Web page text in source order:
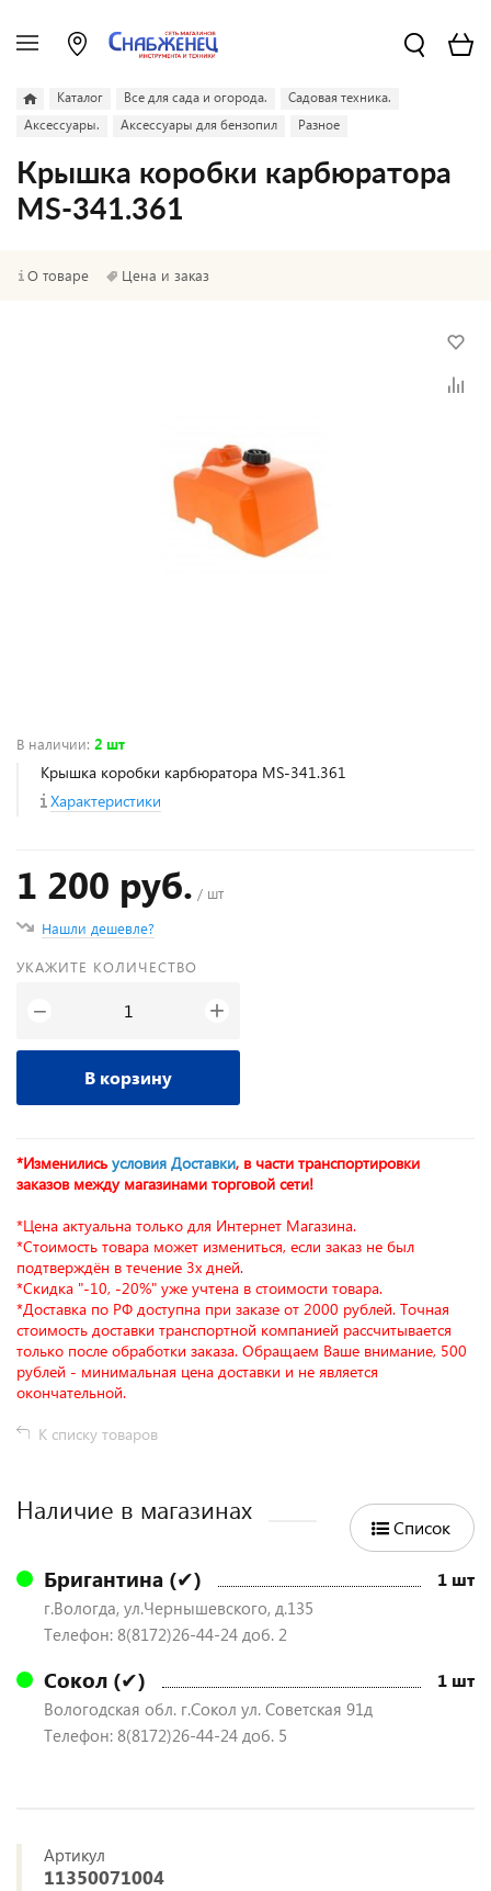
Каталог Все для сада и огорода.
Садовая техника.
Аксессуары.
Аксессуары для бензопил Разное
Крышка коробки карбюратора
MS-341.361
О товаре Цена и заказ
В наличии: 2 шт
Крышка коробки карбюратора MS-341.361
Характеристики
1 200 руб. / шт
Нашли дешевле?
УКАЖИТЕ КОЛИЧЕСТВО
− +
В корзину
*Изменились условия Доставки, в части транспортировки
заказов между магазинами торговой сети!
*Цена актуальна только для Интернет Магазина.
*Стоимость товара может измениться, если заказ не был
подтверждён в течение 3х дней.
*Скидка "-10, -20%" уже учтена в стоимости товара.
*Доставка по РФ доступна при заказе от 2000 рублей. Точная
стоимость доставки транспортной компанией рассчитывается
только после обработки заказа. Обращаем Ваше внимание, 500
рублей - минимальная цена доставки и не является
окончательной.
К списку товаров
Наличие в магазинах
Список
Бригантина (✔) 1 шт
г.Вологда, ул.Чернышевского, д.135
Телефон: 8(8172)26-44-24 доб. 2
Сокол (✔) 1 шт
Вологодская обл. г.Сокол ул. Советская 91д
Телефон: 8(8172)26-44-24 доб. 5
Артикул
11350071004